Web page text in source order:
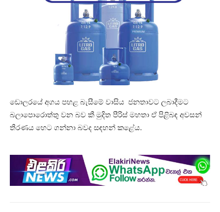
ඩොලරයේ අගය පහළ බැසීමේ වාසිය ජනතාවට ලබාදීමට
බලාපොරොත්තු වන බව කී මුදිත පීරිස් මහතා ඒ පිළිබඳ අවසන්
තීරණය හෙට ගන්නා බවද සඳහන් කළේය.